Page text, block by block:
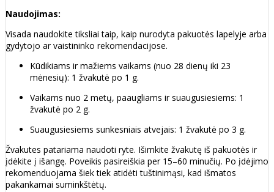
Naudojimas:
Visada naudokite tiksliai taip, kaip nurodyta pakuotės lapelyje arba
gydytojo ar vaistininko rekomendacijose.
Kūdikiams ir mažiems vaikams (nuo 28 dienų iki 23
mėnesių): 1 žvakutė po 1 g.
Vaikams nuo 2 metų, paaugliams ir suaugusiesiems: 1
žvakutė po 2 g.
Suaugusiesiems sunkesniais atvejais: 1 žvakutė po 3 g.
Žvakutes patariama naudoti ryte. Išimkite žvakutę iš pakuotės ir
įdėkite į išangę. Poveikis pasireiškia per 15–60 minučių. Po įdėjimo
rekomenduojama šiek tiek atidėti tuštinimąsi, kad išmatos
pakankamai suminkštėtų.